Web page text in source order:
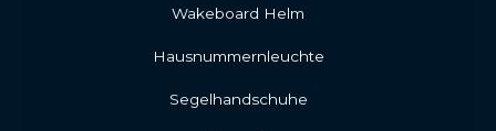
Wakeboard Helm
Hausnummernleuchte
Segelhandschuhe